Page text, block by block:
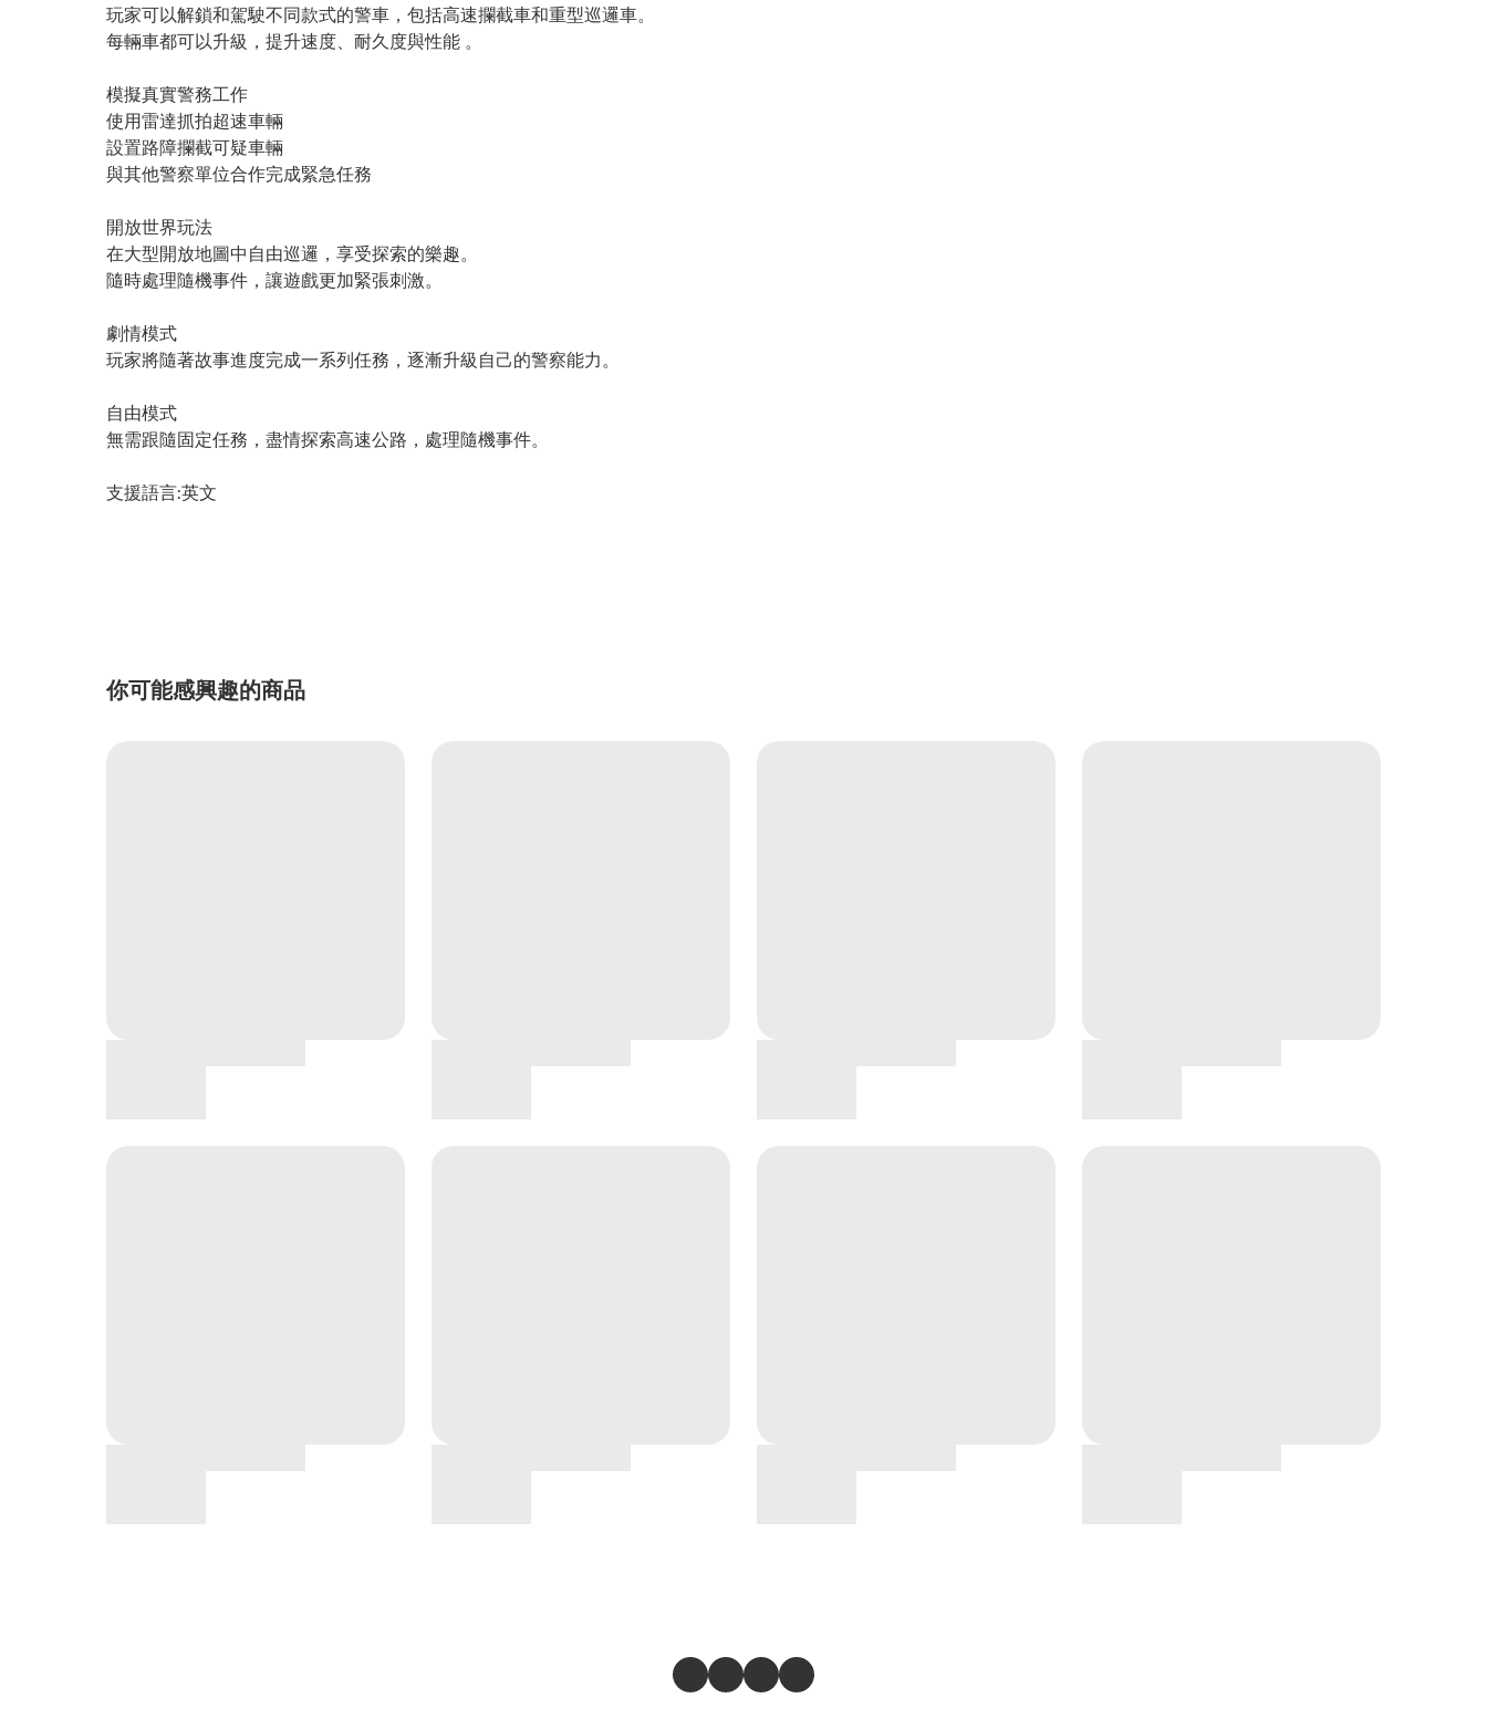
玩家可以解鎖和駕駛不同款式的警車，包括高速攔截車和重型巡邏車。
每輛車都可以升級，提升速度、耐久度與性能 。
模擬真實警務工作
使用雷達抓拍超速車輛
設置路障攔截可疑車輛
與其他警察單位合作完成緊急任務
開放世界玩法
在大型開放地圖中自由巡邏，享受探索的樂趣。
隨時處理隨機事件，讓遊戲更加緊張刺激。
劇情模式
玩家將隨著故事進度完成一系列任務，逐漸升級自己的警察能力。
自由模式
無需跟隨固定任務，盡情探索高速公路，處理隨機事件。
支援語言:英文
你可能感興趣的商品